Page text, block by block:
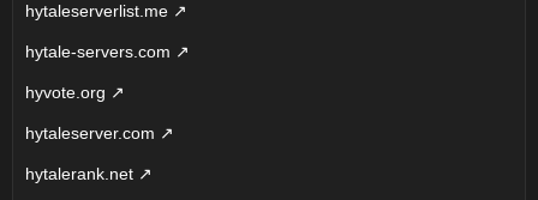
hytaleserverlist.me
hytale-servers.com
hyvote.org
hytaleserver.com
hytalerank.net